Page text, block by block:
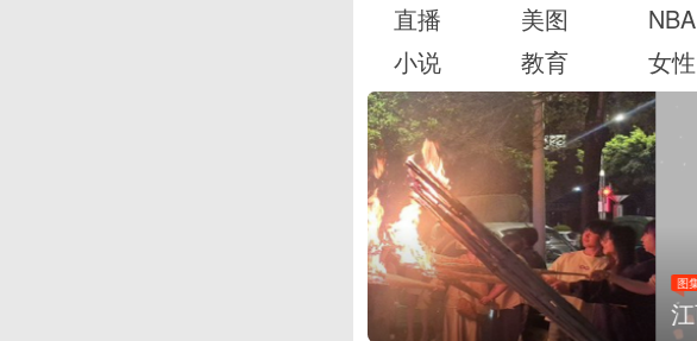
直播
美图 NBA
小说
教育 女性
图集
江西铅山：千灯点亮葛仙村